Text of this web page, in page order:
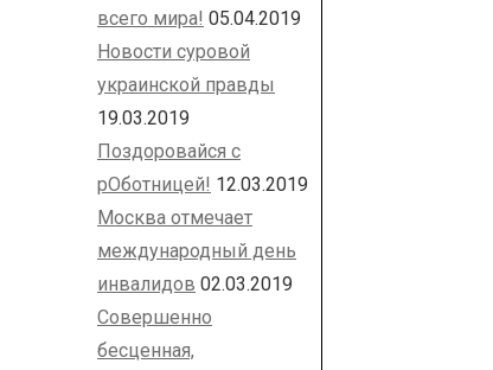
всего мира! 05.04.2019
Новости суровой
украинской правды
19.03.2019
Поздоровайся с
рОботницей! 12.03.2019
Москва отмечает
международный день
инвалидов 02.03.2019
Совершенно
бесценная,